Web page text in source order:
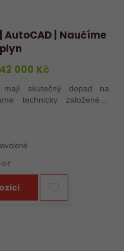
| Naučíme
000 Kč
skutečný dopad na
technicky založeného